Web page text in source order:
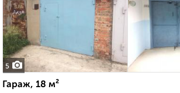
5
Гараж, 18 м²